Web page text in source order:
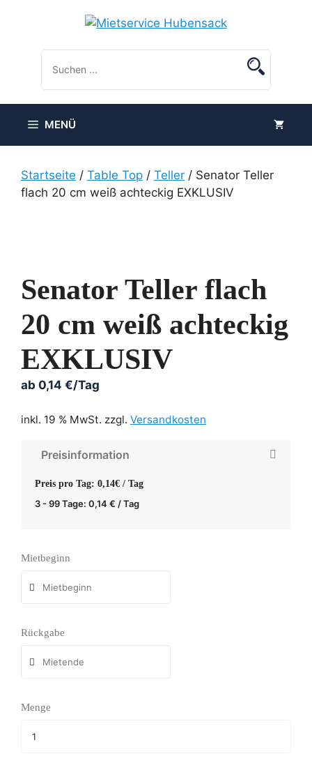
MENÜ
Startseite / Table Top / Teller / Senator Teller
flach 20 cm weiß achteckig EXKLUSIV
Senator Teller flach
20 cm weiß achteckig
EXKLUSIV
ab 0,14 €/Tag
inkl. 19 % MwSt. zzgl. Versandkosten
Preisinformation
Preis pro Tag: 0,14€ / Tag
3 - 99 Tage: 0,14 € / Tag
Mietbeginn
Rückgabe
Menge